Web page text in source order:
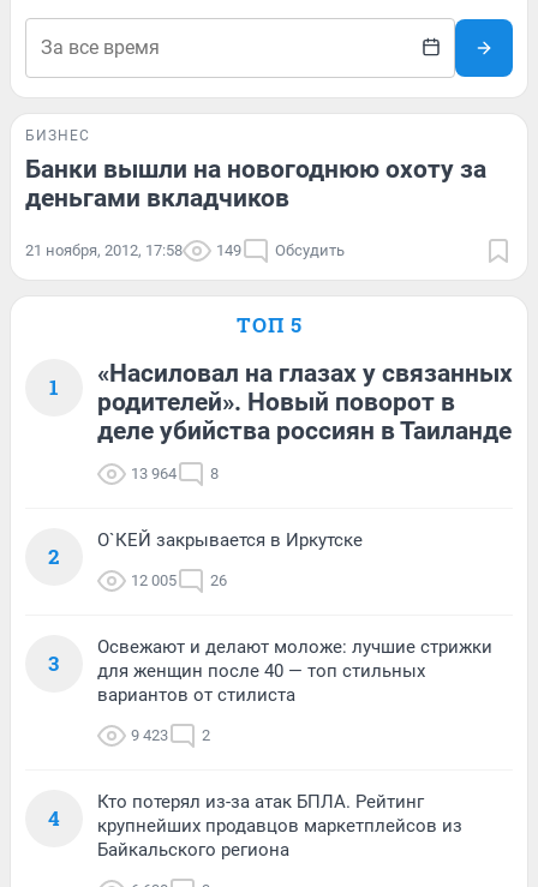
БИЗНЕС
Банки вышли на новогоднюю охоту за
деньгами вкладчиков
21 ноября, 2012, 17:58 149 Обсудить
ТОП 5
1
«Насиловал на глазах у связанных
родителей». Новый поворот в
деле убийства россиян в Таиланде
13 964 8
2
О`КЕЙ закрывается в Иркутске
12 005 26
3
Освежают и делают моложе: лучшие стрижки
для женщин после 40 — топ стильных
вариантов от стилиста
9 423 2
4
Кто потерял из-за атак БПЛА. Рейтинг
крупнейших продавцов маркетплейсов из
Байкальского региона